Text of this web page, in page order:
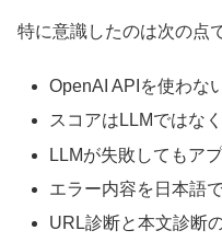
特に意識したのは次の点
OpenAI APIを使わな
スコアはLLMではな
LLMが失敗してもア
エラー内容を日本語
URL診断と本文診断